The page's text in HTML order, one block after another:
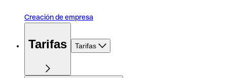
Creación de empresa
Tarifas Tarifas